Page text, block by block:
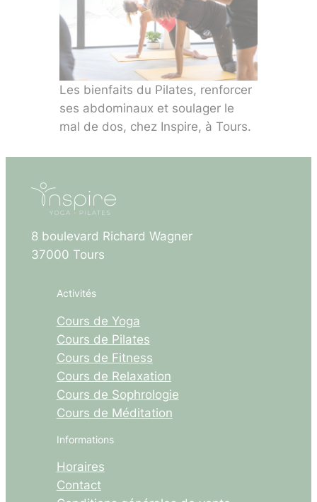
Les bienfaits du Pilates, renforcer
ses abdominaux et soulager le
mal de dos, chez Inspire, à Tours.
8 boulevard Richard Wagner
37000 Tours
Activités
Cours de Yoga
Cours de Pilates
Cours de Fitness
Cours de Relaxation
Cours de Sophrologie
Cours de Méditation
Informations
Horaires
Contact